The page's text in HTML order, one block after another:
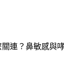
連？鼻敏感與